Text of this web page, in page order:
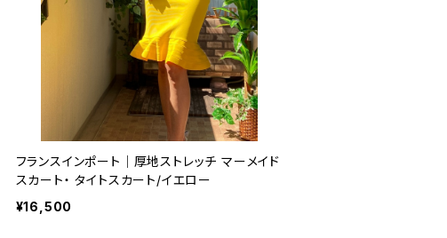
フランスインポート｜厚地ストレッチ マーメイド
スカート・ タイトスカート/イエロー
¥16,500